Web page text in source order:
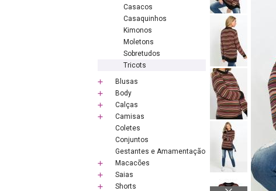
Casacos
Casaquinhos
Kimonos
Moletons
Sobretudos
Tricots
Blusas
Body
Calças
Camisas
Coletes
Conjuntos
Gestantes e Amamentação
Macacões
Saias
Shorts